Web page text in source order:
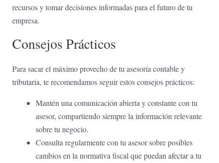
recursos⁢ y tomar decisiones informadas⁣ para​ el ⁤futuro de tu⁣
empresa.
Consejos‍ Prácticos
Para sacar el máximo provecho de tu‍ asesoría contable y
tributaria, te recomendamos seguir estos consejos prácticos:
Mantén una comunicación abierta​ y constante con tu
⁤asesor, compartiendo siempre la información relevante
sobre‌ tu negocio.
Consulta regularmente con tu asesor sobre posibles
cambios en la normativa fiscal que‌ puedan afectar a tu